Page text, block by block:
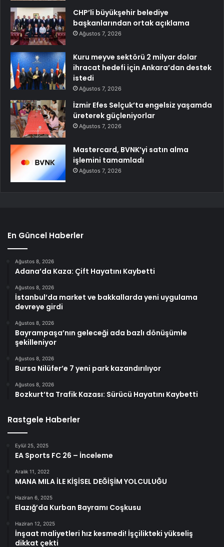
CHP’li büyükşehir belediye
başkanlarından ortak açıklama
Ağustos 7, 2026
Kuru meyve sektörü 2 milyar dolar
ihracat hedefi için Ankara’dan destek
istedi
Ağustos 7, 2026
İzmir Efes Selçuk’ta engelsiz yaşamda
üreterek güçleniyorlar
Ağustos 7, 2026
Mastercard, BVNK’yi satın alma
işlemini tamamladı
Ağustos 7, 2026
En Güncel Haberler
Ağustos 8, 2026
Adana’da Kaza: Çift Hayatını Kaybetti
Ağustos 8, 2026
İstanbul’da market ve bakkallarda yeni uygulama
devreye girdi
Ağustos 8, 2026
Bayrampaşa’nın geleceği ada bazlı dönüşümle
şekilleniyor
Ağustos 8, 2026
Bursa Nilüfer’e 7 yeni park kazandırılıyor
Ağustos 8, 2026
Bozkurt’ta Trafik Kazası: Sürücü Hayatını Kaybetti
Rastgele Haberler
Eylül 25, 2025
EA Sports FC 26 – İnceleme
Aralık 11, 2022
MANA MILA İLE KİŞİSEL DEĞİŞİM YOLCULUĞU
Haziran 6, 2025
Elazığ’da Kurban Bayramı Coşkusu
Haziran 12, 2025
İnşaat maliyetleri hız kesmedi! İşçilikteki yükseliş
dikkat çekti